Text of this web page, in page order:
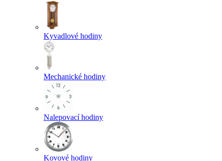
Kyvadlové hodiny
Mechanické hodiny
Nalepovací hodiny
Kovové hodiny